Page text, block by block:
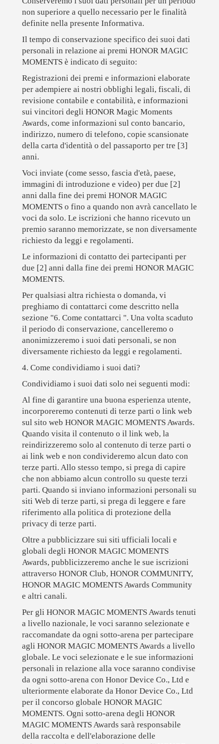
non superiore a quello necessario per le finalità
definite nella presente Informativa.
Il tempo di conservazione specifico dei suoi dati
personali in relazione ai premi HONOR MAGIC
MOMENTS è indicato di seguito:
Registrazioni dei premi e informazioni elaborate
per adempiere ai nostri obblighi legali, fiscali, di
revisione contabile e contabilità, e informazioni
sui vincitori degli HONOR Magic Moments
Awards, come informazioni sul conto bancario,
indirizzo, numero di telefono, copie scansionate
della carta d'identità o del passaporto per tre [3]
anni.
Voci inviate (come sesso, fascia d'età, paese,
immagini di introduzione e video) per due [2]
anni dalla fine dei premi HONOR MAGIC
MOMENTS o fino a quando non avrà cancellato le
voci da solo. Le iscrizioni che hanno ricevuto un
premio saranno memorizzate, se non diversamente
richiesto da leggi e regolamenti.
Le informazioni di contatto dei partecipanti per
due [2] anni dalla fine dei premi HONOR MAGIC
MOMENTS.
Per qualsiasi altra richiesta o domanda, vi
preghiamo di contattarci come descritto nella
sezione "6. Come contattarci ". Una volta scaduto
il periodo di conservazione, cancelleremo o
anonimizzeremo i suoi dati personali, se non
diversamente richiesto da leggi e regolamenti.
4. Come condividiamo i suoi dati?
Condividiamo i suoi dati solo nei seguenti modi:
Al fine di garantire una buona esperienza utente,
incorporeremo contenuti di terze parti o link web
sul sito web HONOR MAGIC MOMENTS Awards.
Quando visita il contenuto o il link web, la
reindirizzeremo solo al contenuto di terze parti o
ai link web e non condivideremo alcun dato con
terze parti. Allo stesso tempo, si prega di capire
che non abbiamo alcun controllo su queste terzi
parti. Quando si inviano informazioni personali su
siti Web di terze parti, si prega di leggere e fare
riferimento alla politica di protezione della
privacy di terze parti.
Oltre a pubblicizzare sui siti ufficiali locali e
globali degli HONOR MAGIC MOMENTS
Awards, pubblicizzeremo anche le sue iscrizioni
attraverso HONOR Club, HONOR COMMUNITY,
HONOR MAGIC MOMENTS Awards Community
e altri canali.
Per gli HONOR MAGIC MOMENTS Awards tenuti
a livello nazionale, le voci saranno selezionate e
raccomandate da ogni sotto-arena per partecipare
agli HONOR MAGIC MOMENTS Awards a livello
globale. Le voci selezionate e le sue informazioni
personali in relazione alla voce saranno condivise
da ogni sotto-arena con Honor Device Co., Ltd e
ulteriormente elaborate da Honor Device Co., Ltd
per il concorso globale HONOR MAGIC
MOMENTS. Ogni sotto-arena degli HONOR
MAGIC MOMENTS Awards sarà responsabile
della raccolta e dell'elaborazione delle